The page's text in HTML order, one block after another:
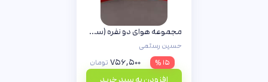
مجموعه هوای دو نفره (سه جلدی)
حسین رستمی
۱۵ %
۷۵۶,۵۰۰ تومان
افزودن به سبد خرید